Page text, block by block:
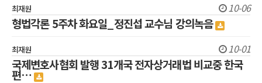
최재원 10-06
형법각론 5주차 화요일_정진섭 교수님 강의녹음
최재원 10-01
국제변호사협회 발행 31개국 전자상거래법 비교중 한국
편…